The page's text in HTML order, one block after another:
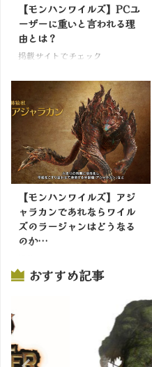
【モンハンワイルズ】PCユ
ーザーに重いと言われる理
由とは？
掲載サイトでチェック
【モンハンワイルズ】アジ
ャラカンであれならワイル
ズのラージャンはどうなる
のか…
おすすめ記事